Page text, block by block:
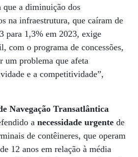
que a diminuição dos
na infraestrutura, que caíram de
para 1,3% em 2023, exige
com o programa de concessões,
um problema que afeta
e a competitividade”,
Navegação Transatlântica
a necessidade urgente de
de contêineres, que operam
12 anos em relação à média